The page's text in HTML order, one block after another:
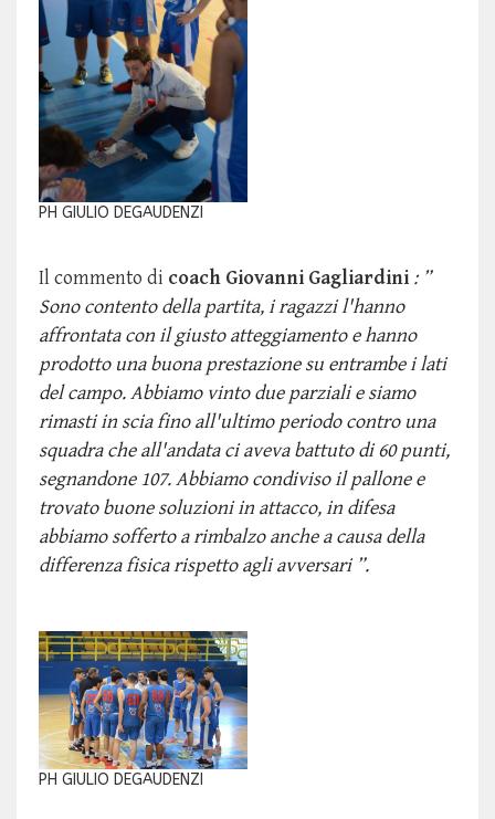
PH GIULIO DEGAUDENZI
Il commento di coach Giovanni Gagliardini : ”
Sono contento della partita, i ragazzi l'hanno
affrontata con il giusto atteggiamento e hanno
prodotto una buona prestazione su entrambe i lati
del campo. Abbiamo vinto due parziali e siamo
rimasti in scia fino all'ultimo periodo contro una
squadra che all'andata ci aveva battuto di 60 punti,
segnandone 107. Abbiamo condiviso il pallone e
trovato buone soluzioni in attacco, in difesa
abbiamo sofferto a rimbalzo anche a causa della
differenza fisica rispetto agli avversari ”.
PH GIULIO DEGAUDENZI